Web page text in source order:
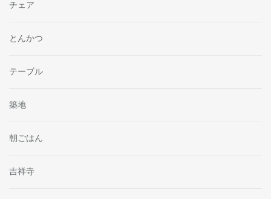
チェア
とんかつ
テーブル
築地
朝ごはん
吉祥寺